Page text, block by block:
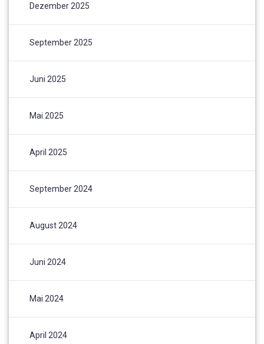
Dezember 2025
September 2025
Juni 2025
Mai 2025
April 2025
September 2024
August 2024
Juni 2024
Mai 2024
April 2024